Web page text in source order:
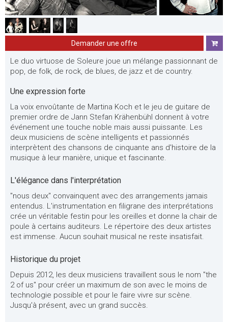
Demander une offre
Le duo virtuose de Soleure joue un mélange passionnant de
pop, de folk, de rock, de blues, de jazz et de country.
Une expression forte
La voix envoûtante de Martina Koch et le jeu de guitare de
premier ordre de Jann Stefan Krähenbühl donnent à votre
événement une touche noble mais aussi puissante. Les
deux musiciens de scène intelligents et passionnés
interprètent des chansons de cinquante ans d'histoire de la
musique à leur manière, unique et fascinante.
L'élégance dans l'interprétation
"nous deux" convainquent avec des arrangements jamais
entendus. L'instrumentation en filigrane des interprétations
crée un véritable festin pour les oreilles et donne la chair de
poule à certains auditeurs. Le répertoire des deux artistes
est immense. Aucun souhait musical ne reste insatisfait.
Historique du projet
Depuis 2012, les deux musiciens travaillent sous le nom "the
2 of us" pour créer un maximum de son avec le moins de
technologie possible et pour le faire vivre sur scène.
Jusqu'à présent, avec un grand succès.